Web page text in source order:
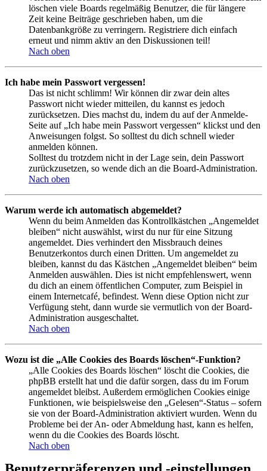
löschen viele Boards regelmäßig Benutzer, die für längere
Zeit keine Beiträge geschrieben haben, um die
Datenbankgröße zu verringern. Registriere dich einfach
erneut und nimm aktiv an den Diskussionen teil!
Nach oben
Ich habe mein Passwort vergessen!
Das ist nicht schlimm! Wir können dir zwar dein altes
Passwort nicht wieder mitteilen, du kannst es jedoch
zurücksetzen. Dies machst du, indem du auf der Anmelde-
Seite auf „Ich habe mein Passwort vergessen“ klickst und den
Anweisungen folgst. So solltest du dich schnell wieder
anmelden können.
Solltest du trotzdem nicht in der Lage sein, dein Passwort
zurückzusetzen, so wende dich an die Board-Administration.
Nach oben
Warum werde ich automatisch abgemeldet?
Wenn du beim Anmelden das Kontrollkästchen „Angemeldet
bleiben“ nicht auswählst, wirst du nur für eine Sitzung
angemeldet. Dies verhindert den Missbrauch deines
Benutzerkontos durch einen Dritten. Um angemeldet zu
bleiben, kannst du das Kästchen „Angemeldet bleiben“ beim
Anmelden auswählen. Dies ist nicht empfehlenswert, wenn
du dich an einem öffentlichen Computer, zum Beispiel in
einem Internetcafé, befindest. Wenn diese Option nicht zur
Verfügung steht, dann wurde sie vermutlich von der Board-
Administration ausgeschaltet.
Nach oben
Wozu ist die „Alle Cookies des Boards löschen“-Funktion?
„Alle Cookies des Boards löschen“ löscht die Cookies, die
phpBB erstellt hat und die dafür sorgen, dass du im Forum
angemeldet bleibst. Außerdem ermöglichen Cookies einige
Funktionen, wie beispielsweise den „Gelesen“-Status – sofern
sie von der Board-Administration aktiviert wurden. Wenn du
Probleme bei der An- oder Abmeldung hast, kann es helfen,
wenn du die Cookies des Boards löscht.
Nach oben